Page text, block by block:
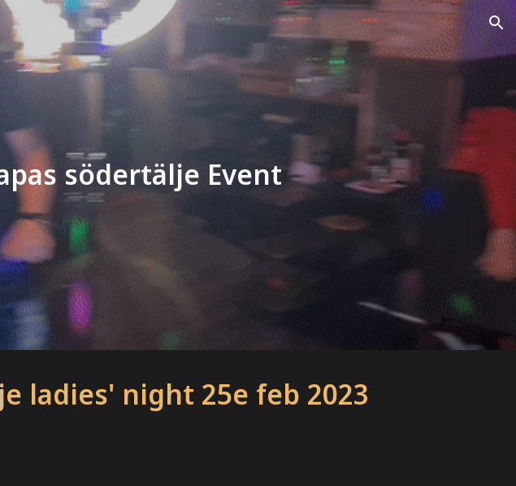
Skip to navigation
södertälje Event
ladies' night 25e feb 2023